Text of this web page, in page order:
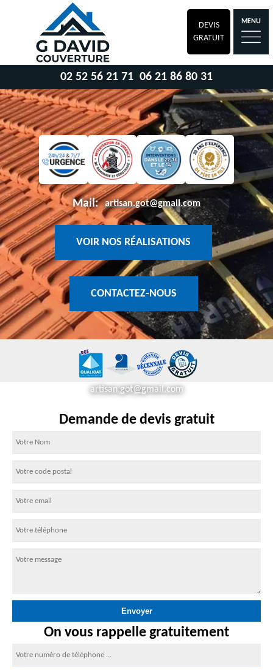
DEVIS
GRATUIT
MENU
02 52 56 21 71 06 21 86 80 31
Mail: artisan.got@gmail.com
VOIR NOS RÉALISATIONS
CONTACTEZ-NOUS
artisan.got@gmail.com
Demande de devis gratuit
On vous rappelle gratuitement